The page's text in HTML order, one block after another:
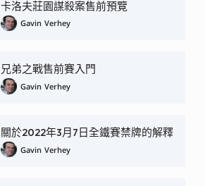
卡洛夫莊園謀殺案售前預覽
Gavin Verhey
兄弟之戰售前賽入門
Gavin Verhey
關於2022年3月7日全鐵賽禁牌的解釋
Gavin Verhey